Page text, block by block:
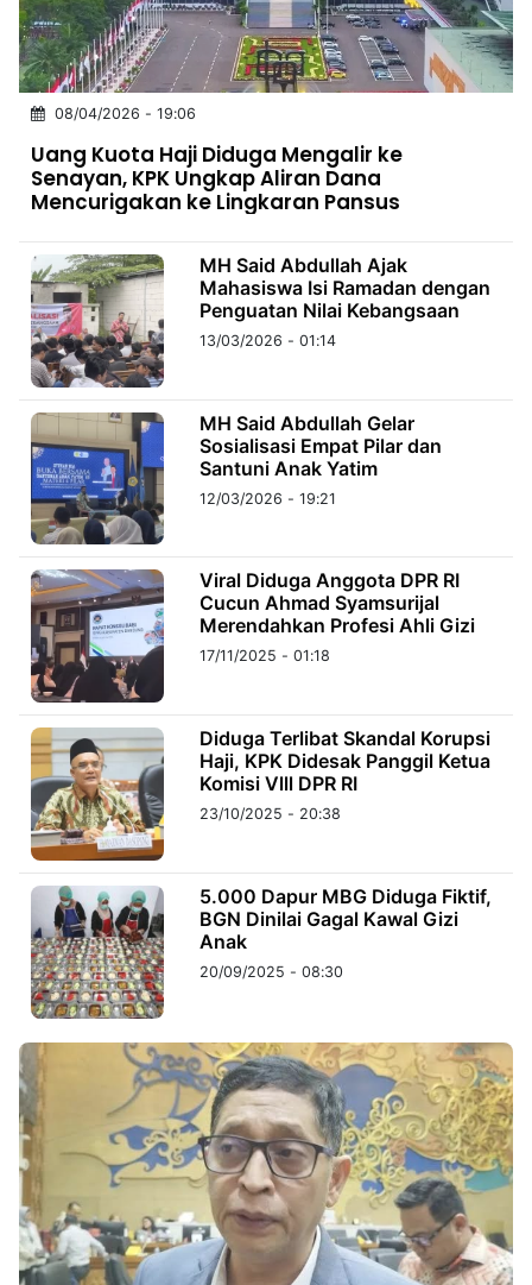
INDONESIA
Partner
Insight
NTB
Suara
Time
Lens
IDN
Daily
Jogja
Jalan
Rakyat
Idealita
News
Kita
Notice
Dinamikapost.com
Radar
Baru
Seedbacklink
Follow
Kabarbaru
Kabarbaru.co
2026
PT.
Kabarbaru
Media
Holding
08/04/2026 - 19:06
Uang Kuota Haji Diduga Mengalir ke
Senayan, KPK Ungkap Aliran Dana
Mencurigakan ke Lingkaran Pansus
MH Said Abdullah Ajak
Mahasiswa Isi Ramadan dengan
Penguatan Nilai Kebangsaan
13/03/2026 - 01:14
MH Said Abdullah Gelar
Sosialisasi Empat Pilar dan
Santuni Anak Yatim
12/03/2026 - 19:21
Viral Diduga Anggota DPR RI
Cucun Ahmad Syamsurijal
Merendahkan Profesi Ahli Gizi
17/11/2025 - 01:18
Diduga Terlibat Skandal Korupsi
Haji, KPK Didesak Panggil Ketua
Komisi Vlll DPR RI
23/10/2025 - 20:38
5.000 Dapur MBG Diduga Fiktif,
BGN Dinilai Gagal Kawal Gizi
Anak
20/09/2025 - 08:30